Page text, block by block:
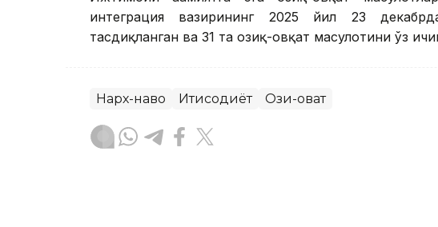
интеграция вазирининг 2025 йил 23
тасдиқланган ва 31 та озиқ-овқат маҳсулотини ўз
Нарх-наво Иқтисодиёт Озиқ-овқат